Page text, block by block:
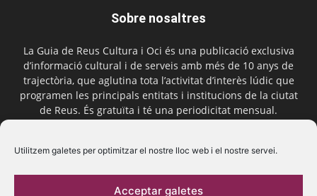
Utilitzem galetes per optimitzar el nostre lloc web i el nostre servei.
Acceptar galetes
Sobre nosaltres
La Guia de Reus Cultura i Oci és una publicació exclusiva
d’informació cultural i de serveis amb més de 10 anys de
trajectòria, que aglutina tota l’activitat d’interès lúdic que
programen les principals entitats i institucions de la ciutat
de Reus. És gratuïta i té una periodicitat mensual.
Segueix-nos